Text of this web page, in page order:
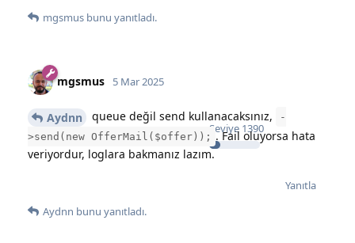
mgsmus bunu yanıtladı.
mgsmus
Seviye 1390
5 Mar 2025
Aydnn queue değil send kullanacaksınız,
-
>send(new OfferMail($offer)); . Fail oluyorsa hata
veriyordur, loglara bakmanız lazım.
Yanıtla
Aydnn bunu yanıtladı.